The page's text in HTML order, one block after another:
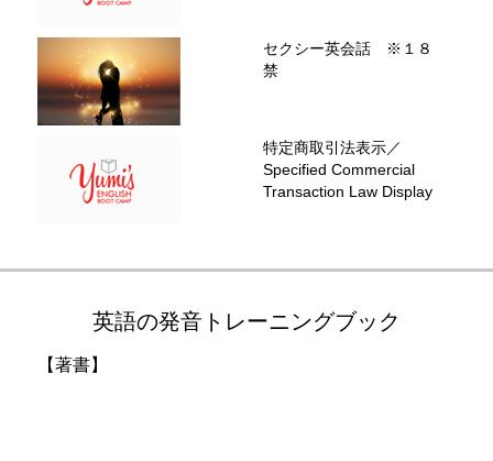
セクシー英会話 ※１８
禁
特定商取引法表示／
Specified Commercial
Transaction Law Display
英語の発音トレーニングブック
【著書】